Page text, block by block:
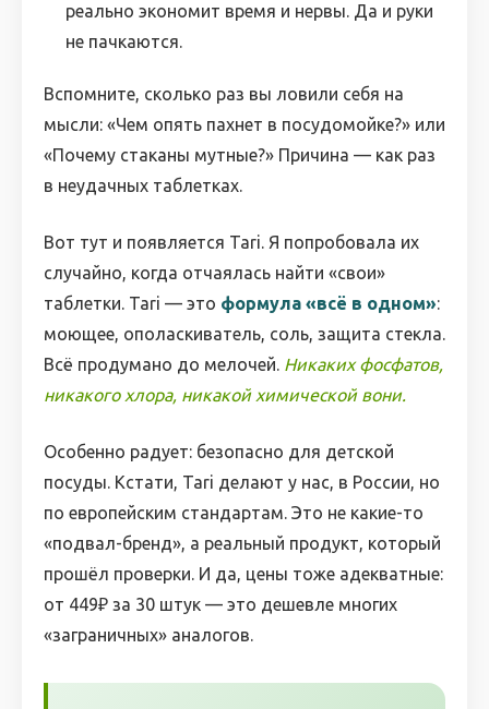
реально экономит время и нервы. Да и руки
не пачкаются.
Вспомните, сколько раз вы ловили себя на
мысли: «Чем опять пахнет в посудомойке?» или
«Почему стаканы мутные?» Причина — как раз
в неудачных таблетках.
Вот тут и появляется Tari. Я попробовала их
случайно, когда отчаялась найти «свои»
таблетки. Tari — это формула «всё в одном»:
моющее, ополаскиватель, соль, защита стекла.
Всё продумано до мелочей. Никаких фосфатов,
никакого хлора, никакой химической вони.
Особенно радует: безопасно для детской
посуды. Кстати, Tari делают у нас, в России, но
по европейским стандартам. Это не какие-то
«подвал-бренд», а реальный продукт, который
прошёл проверки. И да, цены тоже адекватные:
от 449₽ за 30 штук — это дешевле многих
«заграничных» аналогов.